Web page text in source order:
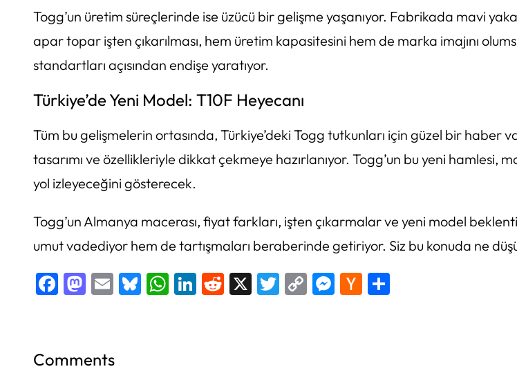
Togg’un üretim süreçlerinde ise üzücü bir gelişme yaşanıyor. Fabrikada mavi
apar topar işten çıkarılması, hem üretim kapasitesini hem de marka imajını
standartları açısından endişe yaratıyor.
Türkiye’de Yeni Model: T10F Heyecanı
Tüm bu gelişmelerin ortasında, Türkiye’deki Togg tutkunları için güzel bir haber
tasarımı ve özellikleriyle dikkat çekmeye hazırlanıyor. Togg’un bu yeni hamlesi,
yol izleyeceğini gösterecek.
Togg’un Almanya macerası, fiyat farkları, işten çıkarmalar ve yeni model
umut vadediyor hem de tartışmaları beraberinde getiriyor. Siz bu konuda ne
Facebook
Mastodon
EmailBluesky
WhatsApp
LinkedIn
Reddit
X Twitter
CopyMessenger
Hacker
Comments